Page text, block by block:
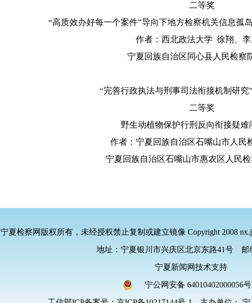
二等奖
“高质效办好每一个案件”导向下地方检察机关信息孤
作者：西北政法大学 徐翔、李
宁夏回族自治区同心县人民检察
“完善行政执法与刑事司法衔接机制研究
二等奖
野生动植物保护行刑反向衔接疑难
作者：宁夏回族自治区石嘴山市人民
宁夏回族自治区石嘴山市惠农区人民检
宁夏检察网版权所有，未经授权禁止复制或建立镜像 Copyright 2008
地址：宁夏银川市兴庆区北京东路41号 邮
宁夏新闻网技术支持
宁公网安备 64010402000056号